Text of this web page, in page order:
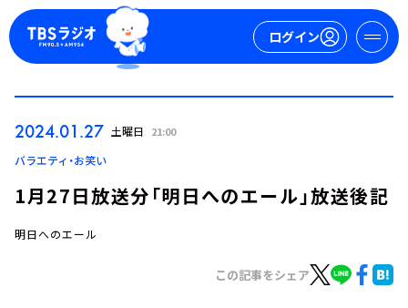
ログイン
ログイン
2024.01.27 土曜日 21:00
バラエティ・お笑い
1月27日放送分「明日へのエール」放送後記
明日へのエール
この記事をシェア